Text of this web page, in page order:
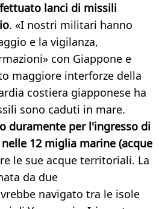
lanci di missili
. «I nostri militari hanno
e la vigilanza,
con Giappone e
maggiore interforze della
costiera giapponese ha
sono caduti in mare.
duramente per l'ingresso di
12 miglia marine (acque
le sue acque territoriali. La
da due
navigato tra le isole